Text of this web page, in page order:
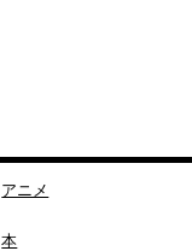
アニメ
本